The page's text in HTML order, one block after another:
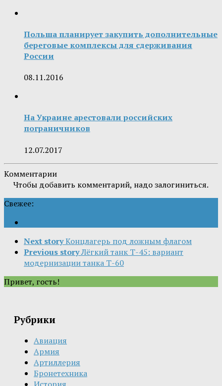
Польша планирует закупить дополнительные
береговые комплексы для сдерживания
России
08.11.2016
На Украине арестовали российских
пограничников
12.07.2017
Комментарии
Чтобы добавить комментарий, надо залогиниться.
Свежее:
Next storyКонцлагерь под ложным флагом
Previous storyЛёгкий танк Т-45: вариант
модернизации танка Т-60
Привет, гость!
Рубрики
Авиация
Армия
Артиллерия
Бронетехника